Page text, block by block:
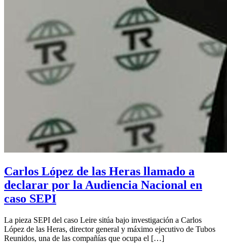
Carlos López de las Heras llamado a
declarar por la Audiencia Nacional en
caso SEPI
La pieza SEPI del caso Leire sitúa bajo investigación a Carlos
López de las Heras, director general y máximo ejecutivo de Tubos
Reunidos, una de las compañías que ocupa el […]